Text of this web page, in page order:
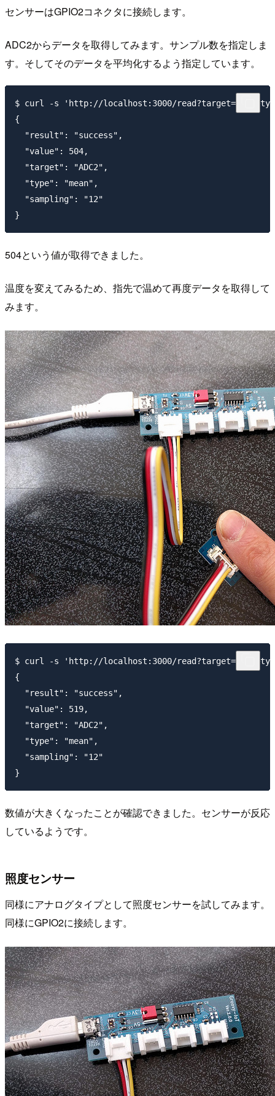
センサーはGPIO2コネクタに接続します。
ADC2からデータを取得してみます。サンプル数を指定しま
す。そしてそのデータを平均化するよう指定しています。
$ curl -s 'http://localhost:3000/
{
  "result": "success",
  "value": 504,
  "target": "ADC2",
  "type": "mean",
  "sampling": "12"
504という値が取得できました。
温度を変えてみるため、指先で温めて再度データを取得して
みます。
$ curl -s 'http://localhost:3000/
{
  "result": "success",
  "value": 519,
  "target": "ADC2",
  "type": "mean",
  "sampling": "12"
数値が大きくなったことが確認できました。センサーが反応
しているようです。
照度センサー
同様にアナログタイプとして照度センサーを試してみます。
同様にGPIO2に接続します。